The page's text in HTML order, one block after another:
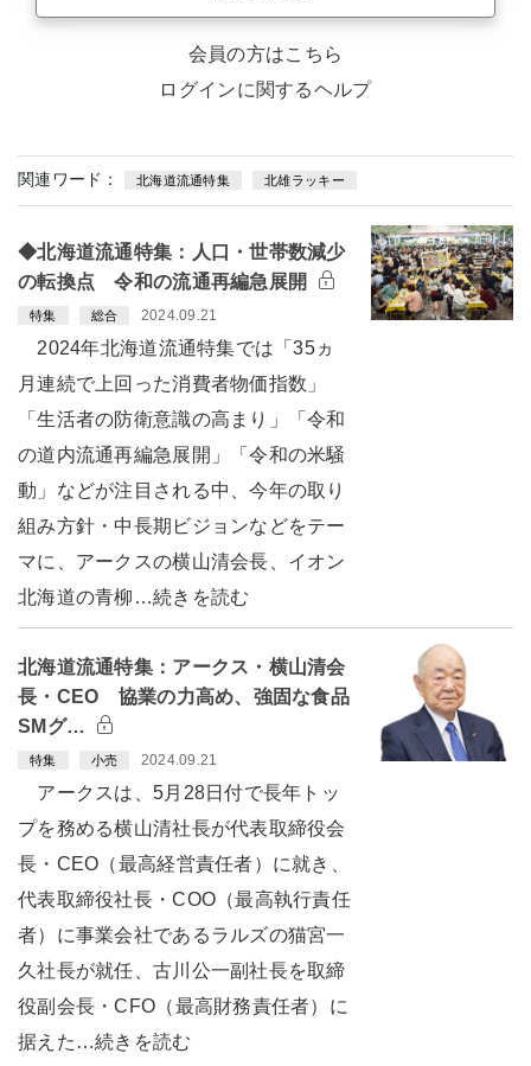
会員の方はこちら
ログインに関するヘルプ
関連ワード： 北海道流通特集 北雄ラッキー
◆北海道流通特集：人口・世帯数減少
の転換点 令和の流通再編急展開
特集 総合 2024.09.21
2024年北海道流通特集では「35ヵ
月連続で上回った消費者物価指数」
「生活者の防衛意識の高まり」「令和
の道内流通再編急展開」「令和の米騒
動」などが注目される中、今年の取り
組み方針・中長期ビジョンなどをテー
マに、アークスの横山清会長、イオン
北海道の青柳…続きを読む
北海道流通特集：アークス・横山清会
長・CEO 協業の力高め、強固な食品
SMグ…
特集 小売 2024.09.21
アークスは、5月28日付で長年トッ
プを務める横山清社長が代表取締役会
長・CEO（最高経営責任者）に就き、
代表取締役社長・COO（最高執行責任
者）に事業会社であるラルズの猫宮一
久社長が就任、古川公一副社長を取締
役副会長・CFO（最高財務責任者）に
据えた…続きを読む